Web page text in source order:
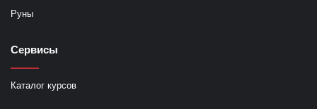
Руны
Сервисы
Каталог курсов